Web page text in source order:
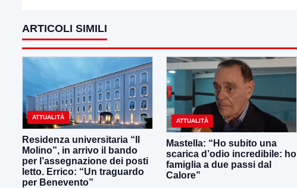
ARTICOLI SIMILI
ATTUALITÀ
Residenza universitaria “Il
Molino”, in arrivo il bando
per l’assegnazione dei posti
letto. Errico: “Un traguardo
per Benevento”
ATTUALITÀ
Mastella: “Ho subito una
scarica d’odio incredibile: ho
famiglia a due passi dal
Calore”